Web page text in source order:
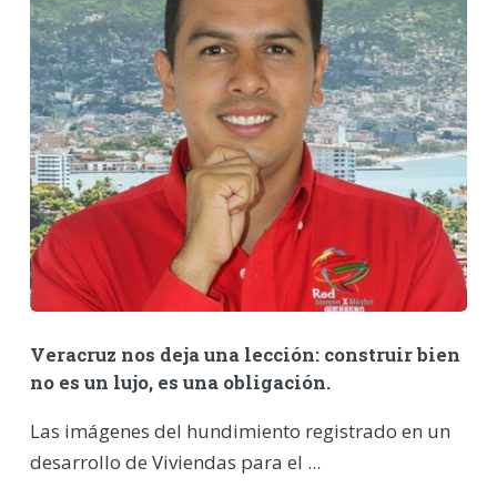
Veracruz nos deja una lección: construir bien
no es un lujo, es una obligación.
Las imágenes del hundimiento registrado en un
desarrollo de Viviendas para el ...